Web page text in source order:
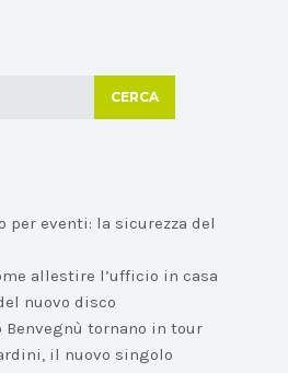
CERCA
per eventi: la sicurezza del
allestire l’ufficio in casa
nuovo disco
Benvegnù tornano in tour
il nuovo singolo